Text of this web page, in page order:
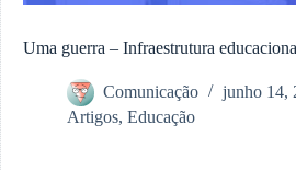
Uma guerra – Infraestrutura
Comunicação
junho 14,
Artigos, Educação